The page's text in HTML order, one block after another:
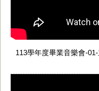
113學年度畢業音樂會-